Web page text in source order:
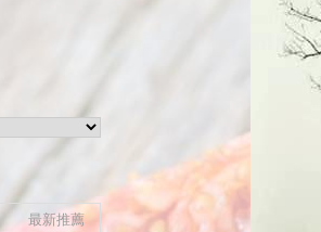
最新推薦